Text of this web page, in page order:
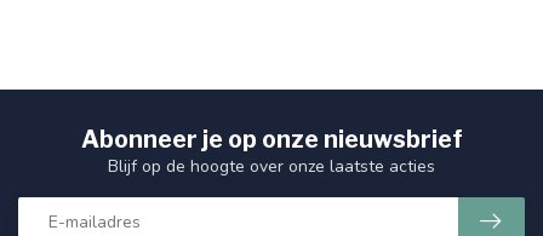
Abonneer je op onze nieuwsbrief
Blijf op de hoogte over onze laatste acties